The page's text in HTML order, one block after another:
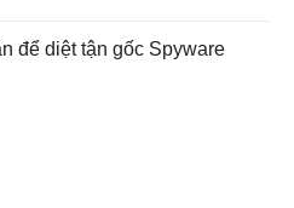
để diệt tận gốc Spyware